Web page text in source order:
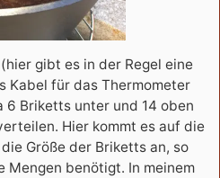
gibt es in der Regel eine
Kabel für das Thermometer
Briketts unter und 14 oben
Hier kommt es auf die
Größe der Briketts an, so
Mengen benötigt. In meinem